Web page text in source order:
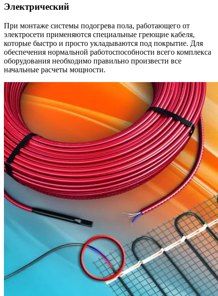
Электрический
При монтаже системы подогрева пола, работающего от
электросети применяются специальные греющие кабеля,
которые быстро и просто укладываются под покрытие. Для
обеспечения нормальной работоспособности всего комплекса
оборудования необходимо правильно произвести все
начальные расчеты мощности.